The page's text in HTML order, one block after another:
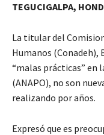
TEGUCIGALPA,
La titular del
Humanos (Conadeh),
“malas prácticas” en
(ANAPO), no son
realizando por años.
Expresó que es